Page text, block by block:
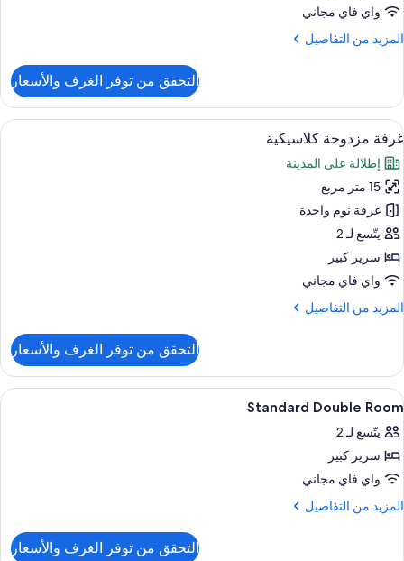
واي فاي مجاني
المزيد من التفاصيل
المزيد
غرفة
كلاسيكية
للاستخدام
الفردي
التحقق من توفر الغرف والأسعار
استعراض
جميع
صور
غرفة
مزدوجة
كلاسيكية
خزنة داخل الغرفة ومكتب وستائر تعتيم
7
غرفة مزدوجة كلاسيكية
إطلالة على المدينة
15 متر مربع
غرفة نوم واحدة
يتّسع لـ 2
سرير كبير
واي فاي مجاني
المزيد من التفاصيل
المزيد
غرفة
مزدوجة
كلاسيكية
التحقق من توفر الغرف والأسعار
استعراض
جميع
صور
Standard
Double
Room
خزنة داخل الغرفة ومكتب وستائر تعتيم
3
Standard Double Room
يتّسع لـ 2
سرير كبير
واي فاي مجاني
المزيد من التفاصيل
المزيد
التحقق من توفر الغرف والأسعار